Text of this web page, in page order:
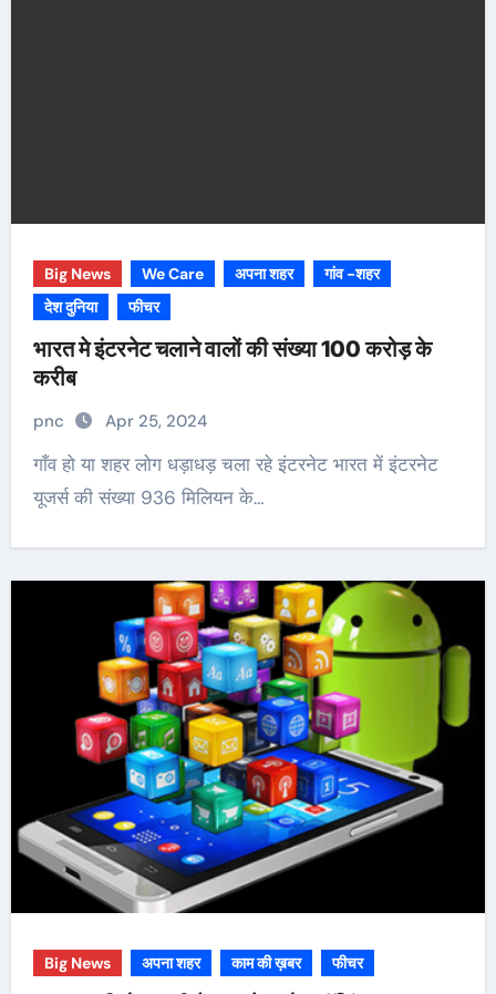
Big News We Care अपना शहर
गांव -शहर
देश दुनिया
फीचर
भारत मे इंटरनेट चलाने वालों की संख्या 100 करोड़ के
करीब
pnc Apr 25, 2024
गाँव हो या शहर लोग धड़ाधड़ चला रहे इंटरनेट भारत में इंटरनेट
यूजर्स की संख्या 936 मिलियन के…
Big News अपना शहर काम की ख़बर फीचर